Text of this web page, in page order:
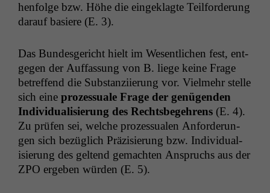
hen­folge bzw. Höhe die eingeklagte Teil­forderung
darauf basiere (E. 3).
Das Bun­des­gericht hielt im Wesentlichen fest, ent­
ge­gen der Auf­fas­sung von B. liege keine Frage
betr­e­f­fend die Sub­stanzi­ierung vor. Vielmehr stelle
sich eine prozes­suale Frage der genü­gen­den
Indi­vid­u­al­isierung des Rechts­begehrens (E. 4).
Zu prüfen sei, welche prozes­sualen Anforderun­
gen sich bezüglich Präzisierung bzw. Indi­vid­u­al­
isierung des gel­tend gemacht­en Anspruchs aus der
ZPO ergeben wür­den (E. 5).